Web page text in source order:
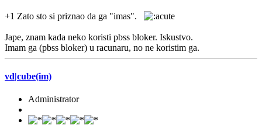
+1 Zato sto si priznao da ga "imas".
Jape, znam kada neko koristi pbss bloker. Iskustvo.
Imam ga (pbss bloker) u racunaru, no ne koristim ga.
vd|cube(im)
Administrator